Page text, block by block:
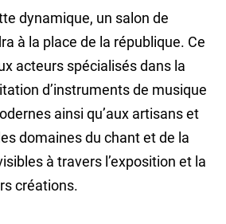
dynamique, un salon de
à la place de la république. Ce
acteurs spécialisés dans la
d’instruments de musique
ainsi qu’aux artisans et
domaines du chant et de la
à travers l’exposition et la
créations.